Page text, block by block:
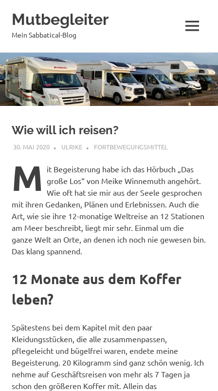
Zum
Inhalt
springen
Mutbegleiter
Mein Sabbatical-Blog MENÜ
Wie will ich reisen?
30. MAI 2020 ULRIKE FORTBEWEGUNGSMITTEL
M it Begeisterung habe ich das Hörbuch „Das
große Los“ von Meike Winnemuth angehört.
Wie oft hat sie mir aus der Seele gesprochen
mit ihren Gedanken, Plänen und Erlebnissen. Auch die
Art, wie sie ihre 12-monatige Weltreise an 12 Stationen
am Meer beschreibt, liegt mir sehr. Einmal um die
ganze Welt an Orte, an denen ich noch nie gewesen bin.
Das klang spannend.
12 Monate aus dem Koffer
leben?
Spätestens bei dem Kapitel mit den paar
Kleidungsstücken, die alle zusammenpassen,
pflegeleicht und bügelfrei waren, endete meine
Begeisterung. 20 Kilogramm sind ganz schön wenig. Ich
nehme auf Geschäftsreisen von mehr als 7 Tagen ja
schon den größeren Koffer mit. Allein das